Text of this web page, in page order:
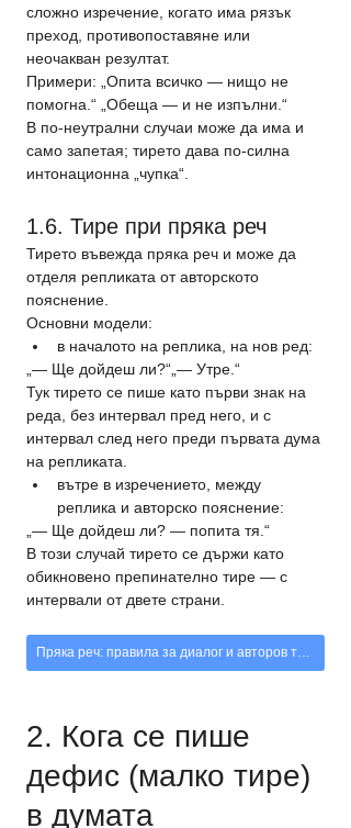
сложно изречение, когато има рязък
преход, противопоставяне или
неочакван резултат.
Примери: „Опита всичко — нищо не
помогна.“ „Обеща — и не изпълни.“
В по-неутрални случаи може да има и
само запетая; тирето дава по-силна
интонационна „чупка“.
1.6. Тире при пряка реч
Тирето въвежда пряка реч и може да
отделя репликата от авторското
пояснение.
Основни модели:
в началото на реплика, на нов ред:
„— Ще дойдеш ли?“„— Утре.“
Тук тирето се пише като първи знак на
реда, без интервал пред него, и с
интервал след него преди първата дума
на репликата.
вътре в изречението, между
реплика и авторско пояснение:
„— Ще дойдеш ли? — попита тя.“
В този случай тирето се държи като
обикновено препинателно тире — с
интервали от двете страни.
Пряка реч: правила за диалог и авторов текст
2. Кога се пише
дефис (малко тире)
в думата